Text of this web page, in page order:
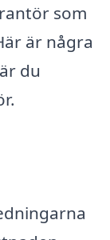
som
är några
du